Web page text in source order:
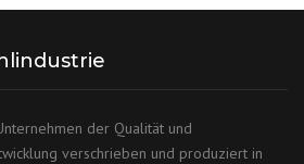
der Qualität und
verschrieben und produziert in